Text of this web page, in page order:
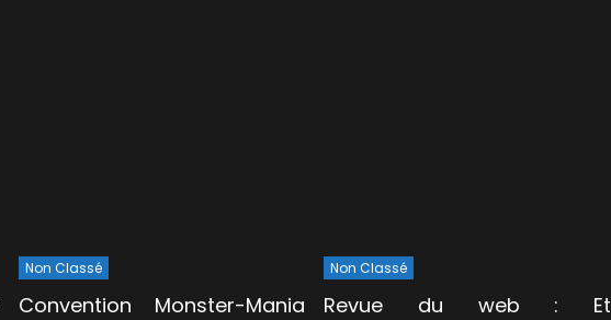
Non Classé
Convention Monster-Mania
Non Classé
Revue du web : Et